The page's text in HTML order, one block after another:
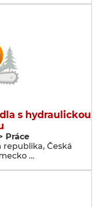
s hydraulickou
Práce
republika, Česká
…